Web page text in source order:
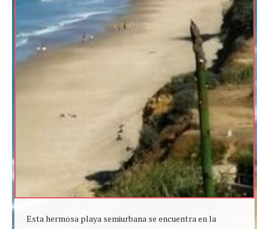
Esta hermosa playa semiurbana se encuentra en la